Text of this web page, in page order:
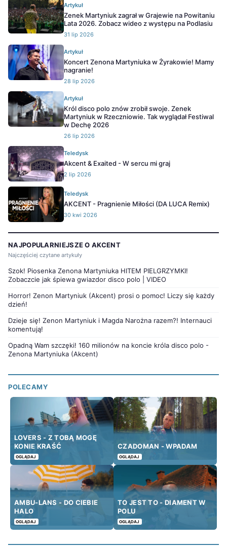
Artykuł
Zenek Martyniuk zagrał w Grajewie na Powitaniu
Lata 2026. Zobacz wideo z występu na Podlasiu
31 lip 2026
Artykuł
Koncert Zenona Martyniuka w Żyrakowie! Mamy
nagranie!
28 lip 2026
Artykuł
Król disco polo znów zrobił swoje. Zenek
Martyniuk w Rzeczniowie. Tak wyglądał Festiwal
w Dechę 2026
26 lip 2026
Teledysk
Akcent & Exaited - W sercu mi graj
2 lip 2026
Teledysk
AKCENT - Pragnienie Miłości (DA LUCA Remix)
30 kwi 2026
NAJPOPULARNIEJSZE O AKCENT
Najczęściej czytane artykuły
Szok! Piosenka Zenona Martyniuka HITEM PIELGRZYMKI!
Zobaczcie jak śpiewa gwiazdor disco polo | VIDEO
Horror! Zenon Martyniuk (Akcent) prosi o pomoc! Liczy się każdy
dzień!
Dzieje się! Zenon Martyniuk i Magda Narożna razem?! Internauci
komentują!
Opadną Wam szczęki! 160 milionów na koncie króla disco polo -
Zenona Martyniuka (Akcent)
POLECAMY
LOVERS - Z TOBĄ MOGĘ
KONIE KRAŚĆ
OGLĄDAJ
CZADOMAN - WPADAM
OGLĄDAJ
AMBU-LANS - DO CIEBIE
HALO
OGLĄDAJ
TO JEST TO - DIAMENT W
POLU
OGLĄDAJ